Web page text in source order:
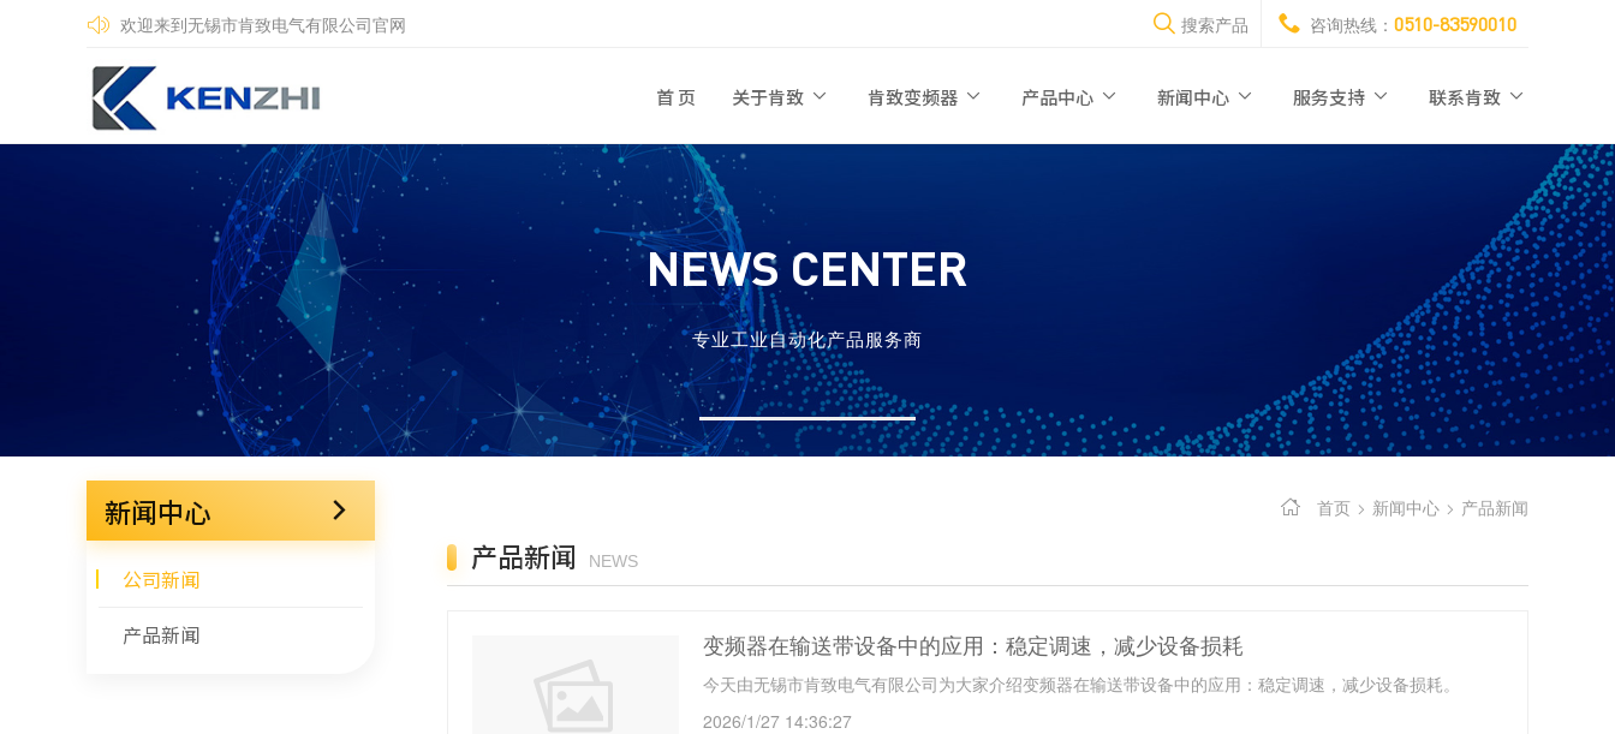
欢迎来到无锡市肯致电气有限公司官网 搜索产品 咨询热线： 0510-83590010
首 页 关于肯致 肯致变频器 产品中心 新闻中心 服务支持 联系肯致
NEWS CENTER
专业工业自动化产品服务商
新闻中心
公司新闻
产品新闻
首页 新闻中心 产品新闻
产品新闻 NEWS
变频器在输送带设备中的应用：稳定调速，减少设备损耗
今天由无锡市肯致电气有限公司为大家介绍变频器在输送带设备中的应用：稳定调速，减少设备损耗。
2026/1/27 14:36:27